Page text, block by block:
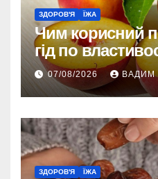
ЗДОРОВ'Я ЇЖА
Чим корисний
гід по
впливі на
07/08/2026 ВАДИМ
ЗДОРОВ'Я ЇЖА